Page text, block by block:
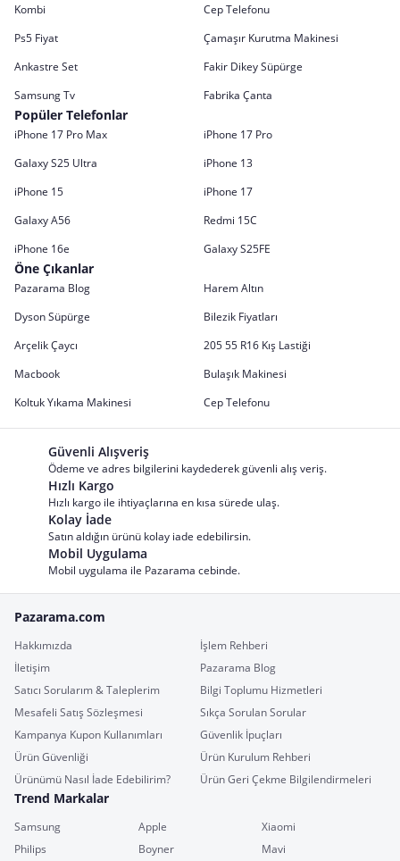
Kombi
Cep Telefonu
Ps5 Fiyat
Çamaşır Kurutma Makinesi
Ankastre Set
Fakir Dikey Süpürge
Samsung Tv
Fabrika Çanta
Popüler Telefonlar
iPhone 17 Pro Max
iPhone 17 Pro
Galaxy S25 Ultra
iPhone 13
iPhone 15
iPhone 17
Galaxy A56
Redmi 15C
iPhone 16e
Galaxy S25FE
Öne Çıkanlar
Pazarama Blog
Harem Altın
Dyson Süpürge
Bilezik Fiyatları
Arçelik Çaycı
205 55 R16 Kış Lastiği
Macbook
Bulaşık Makinesi
Koltuk Yıkama Makinesi
Cep Telefonu
Güvenli Alışveriş
Ödeme ve adres bilgilerini kaydederek güvenli alış veriş.
Hızlı Kargo
Hızlı kargo ile ihtiyaçlarına en kısa sürede ulaş.
Kolay İade
Satın aldığın ürünü kolay iade edebilirsin.
Mobil Uygulama
Mobil uygulama ile Pazarama cebinde.
Pazarama.com
Hakkımızda
İşlem Rehberi
İletişim
Pazarama Blog
Satıcı Sorularım & Taleplerim
Bilgi Toplumu Hizmetleri
Mesafeli Satış Sözleşmesi
Sıkça Sorulan Sorular
Kampanya Kupon Kullanımları
Güvenlik İpuçları
Ürün Güvenliği
Ürün Kurulum Rehberi
Ürünümü Nasıl İade Edebilirim?
Ürün Geri Çekme Bilgilendirmeleri
Trend Markalar
Samsung Apple
Xiaomi
Philips
Boyner
Mavi